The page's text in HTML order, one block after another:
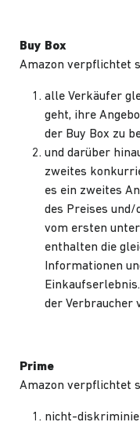
Buy Box
Amazon verpflichtet
alle Verkäufer
geht, ihre
der Buy Box zu
und darüber
zweites
es ein zweites
des Preises und/
vom ersten
enthalten die
Informationen
der Verbraucher
Prime
Amazon verpflichtet
nicht-